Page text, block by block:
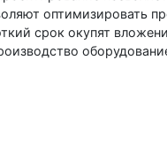
оптимизировать
срок окупят